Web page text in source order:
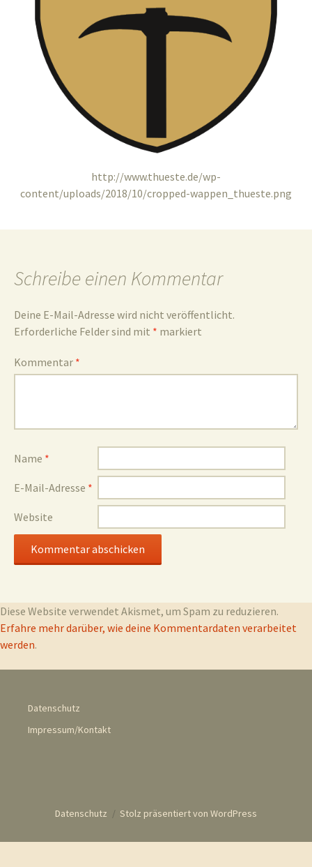
und
http://www.thueste.de/wp-
content/uploads/2018/10/cropped-wappen_thueste.png
Schreibe einen Kommentar
Deine E-Mail-Adresse wird nicht veröffentlicht.
Erforderliche Felder sind mit * markiert
Kommentar *
Name *
E-Mail-Adresse *
Website
Diese Website verwendet Akismet, um Spam zu reduzieren.
Erfahre mehr darüber, wie deine Kommentardaten verarbeitet
werden.
Datenschutz
Impressum/Kontakt
Datenschutz Stolz präsentiert von WordPress